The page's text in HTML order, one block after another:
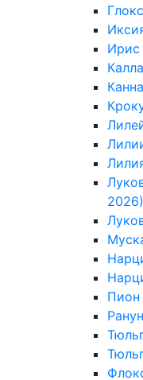
Ирис
Калла
Канна
2026)
Пион